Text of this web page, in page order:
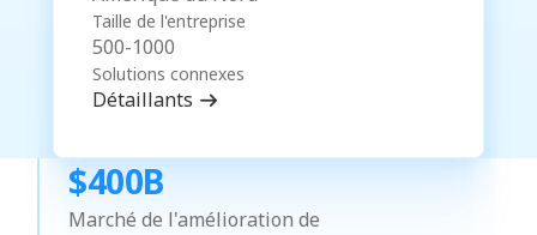
Taille de l'entreprise
500-1000
Solutions connexes
Détaillants
$400B
Marché de l'amélioration de